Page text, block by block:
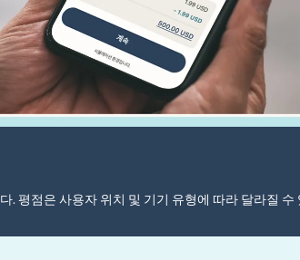
평점은 사용자 위치 및 기기 유형에 따라 달라질 수